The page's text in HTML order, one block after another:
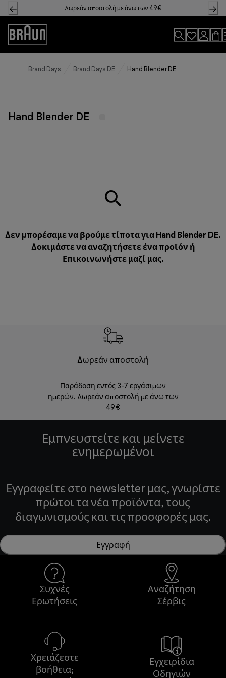
Skip
to
Content
Δωρεάν αποστολή με άνω των 49€
Accessibility
Statement
Brand Days Brand Days DE Hand Blender DE
Hand Blender DE
Δεν μπορέσαμε να βρούμε τίποτα για Hand Blender DE.
Δοκιμάστε να αναζητήσετε ένα προϊόν ή
Επικοινωνήστε μαζί μας.
Δωρεάν αποστολή
Παράδοση εντός 3-7 εργάσιμων
ημερών. Δωρεάν αποστολή με άνω των
49€
Εμπνευστείτε και μείνετε
ενημερωμένοι
Εγγραφείτε στο newsletter μας, γνωρίστε
πρώτοι τα νέα προϊόντα, τους
διαγωνισμούς και τις προσφορές μας.
Εγγραφή
Συχνές
Ερωτήσεις
Αναζήτηση
Σέρβις
Χρειάζεστε
βοήθεια;
Εγχειρίδια
Οδηγιών